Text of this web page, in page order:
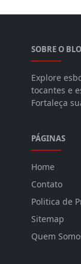
SOBRE O
Explore
tocantes e
Fortaleça
PÁGINAS
Home
Contato
Politica de
Sitemap
Quem